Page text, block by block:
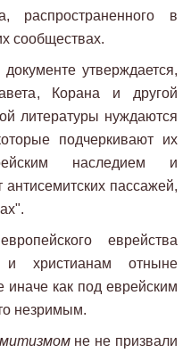
распространенного в
сообществах.
утверждается,
Корана и другой
литературы нуждаются
подчеркивают их
наследием и
антисемитских пассажей,
еврейства
и христианам отныне
иначе как под еврейским
незримым.
не не призвали